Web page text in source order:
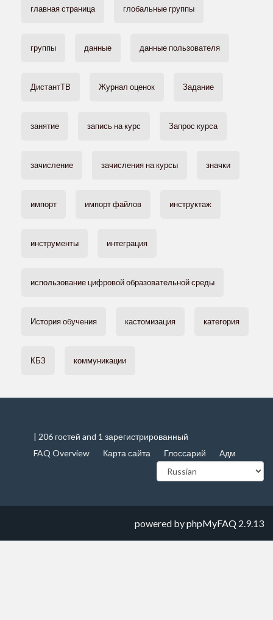
главная страница глобальные группы
группы данные данные пользователя
ДистантТВ Журнал оценок Задание
занятие запись на курс Запрос курса
зачисление зачисления на курсы значки
импорт импорт файлов инструктаж
инструменты интеграция
использование цифровой образовательной среды
История обучения кастомизация категория
КБЗ коммуникации
| 206 гостей and 1 зарегистрированный
FAQ Overview
Карта сайта Глоссарий Адм
powered byphpMyFAQ 2.9.13